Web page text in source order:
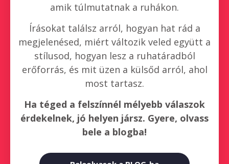
amik túlmutatnak a ruhákon.
Írásokat találsz arról, hogyan hat rád a
megjelenésed, miért változik veled együtt a
stílusod, hogyan lesz a ruhatáradból
erőforrás, és mit üzen a külsőd arról, ahol
most tartasz.
Ha téged a felszínnél mélyebb válaszok
érdekelnek, jó helyen jársz. Gyere, olvass
bele a blogba!